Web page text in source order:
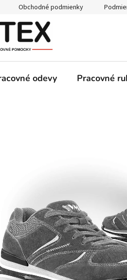
Obchodné podmienky
odevy Pracovné